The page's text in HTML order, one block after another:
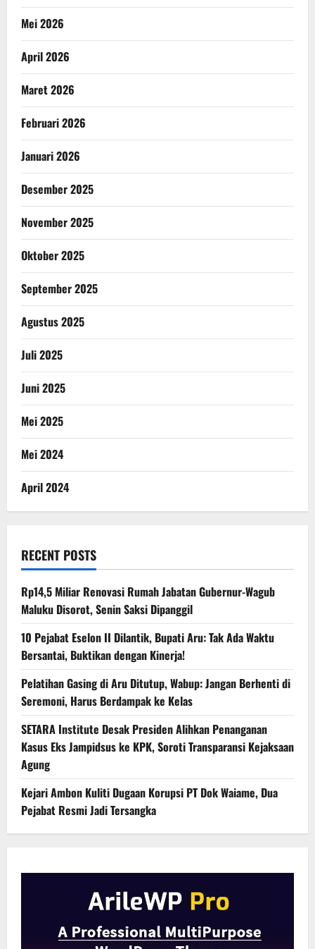
Mei 2026
April 2026
Maret 2026
Februari 2026
Januari 2026
Desember 2025
November 2025
Oktober 2025
September 2025
Agustus 2025
Juli 2025
Juni 2025
Mei 2025
Mei 2024
April 2024
RECENT POSTS
Rp14,5 Miliar Renovasi Rumah Jabatan Gubernur-Wagub
Maluku Disorot, Senin Saksi Dipanggil
10 Pejabat Eselon II Dilantik, Bupati Aru: Tak Ada Waktu
Bersantai, Buktikan dengan Kinerja!
Pelatihan Gasing di Aru Ditutup, Wabup: Jangan Berhenti di
Seremoni, Harus Berdampak ke Kelas
SETARA Institute Desak Presiden Alihkan Penanganan
Kasus Eks Jampidsus ke KPK, Soroti Transparansi Kejaksaan
Agung
Kejari Ambon Kuliti Dugaan Korupsi PT Dok Waiame, Dua
Pejabat Resmi Jadi Tersangka